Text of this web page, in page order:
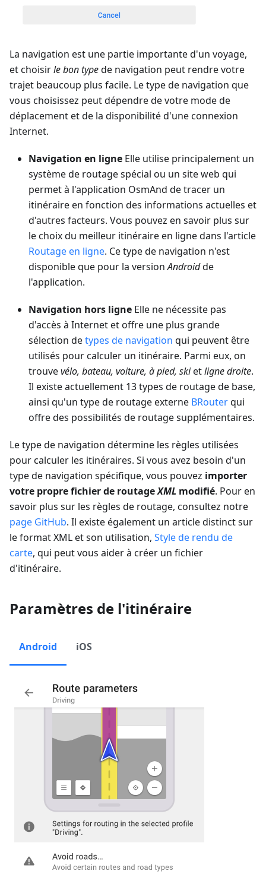
La navigation est une partie importante d'un voyage,
et choisirle bon typede navigation peut rendre votre
trajet beaucoup plus facile. Le type de navigation que
vous choisissez peut dépendre de votre mode de
déplacement et de la disponibilité d'une connexion
Internet.
Navigation en ligne Elle utilise principalement un
système de routage spécial ou un site web qui
permet à l'application OsmAnd de tracer un
itinéraire en fonction des informations actuelles et
d'autres facteurs. Vous pouvez en savoir plus sur
le choix du meilleur itinéraire en ligne dans l'article
Routage en ligne. Ce type de navigation n'est
disponible que pour la versionAndroidde
l'application.
Navigation hors ligne Elle ne nécessite pas
d'accès à Internet et offre une plus grande
sélection detypes de navigation qui peuvent être
utilisés pour calculer un itinéraire. Parmi eux, on
trouvevélo, bateau, voiture, à pied, skietligne droite.
Il existe actuellement 13 types de routage de base,
ainsi qu'un type de routage externe BRouterqui
offre des possibilités de routage supplémentaires.
Le type de navigation détermine les règles utilisées
pour calculer les itinéraires. Si vous avez besoin d'un
type de navigation spécifique, vous pouvez importer
votre propre fichier de routageXML modifié. Pour en
savoir plus sur les règles de routage, consultez notre
page GitHub. Il existe également un article distinct sur
le format XML et son utilisation, Style de rendu de
carte, qui peut vous aider à créer un fichier
d'itinéraire.
Paramètres de l'itinéraire
Android iOS